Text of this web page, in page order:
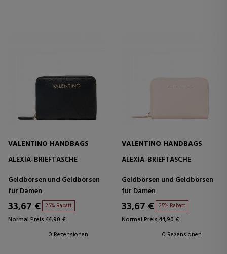
VALENTINO HANDBAGS
ALEXIA-BRIEFTASCHE
Geldbörsen und Geldbörsen
für Damen
33,67 € 25% Rabatt
Normal Preis 44,90 €
0 Rezensionen
VALENTINO HANDBAGS
ALEXIA-BRIEFTASCHE
Geldbörsen und Geldbörsen
für Damen
33,67 € 25% Rabatt
Normal Preis 44,90 €
0 Rezensionen